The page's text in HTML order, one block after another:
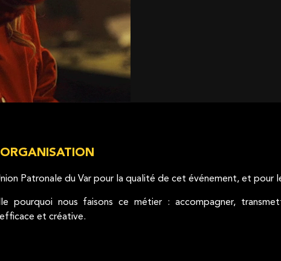
Patronale du Var pour la qualité de cet événement, et pour
pourquoi nous faisons ce métier : accompagner,
et créative.